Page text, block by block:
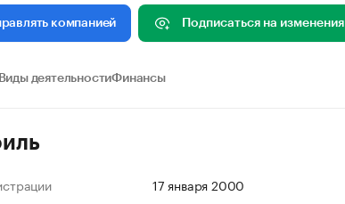
компанией Подписаться на изменения
деятельностиФинансы
17 января 2000